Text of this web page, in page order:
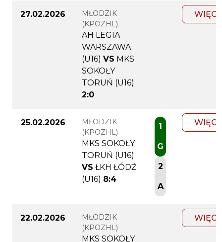
27.02.2026
MŁODZIK
(KPOZHL)
AH LEGIA
WARSZAWA
(U16) VS MKS
SOKOŁY
TORUŃ (U16)
2:0
25.02.2026
MŁODZIK
(KPOZHL)
MKS SOKOŁY
TORUŃ (U16)
VS ŁKH ŁÓDŹ
(U16) 8:4
1
G
2
A
22.02.2026
MŁODZIK
(KPOZHL)
MKS SOKOŁY